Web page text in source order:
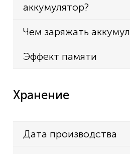
аккумулятор?
Чем заряжать
Эффект памяти
Хранение
Дата производства